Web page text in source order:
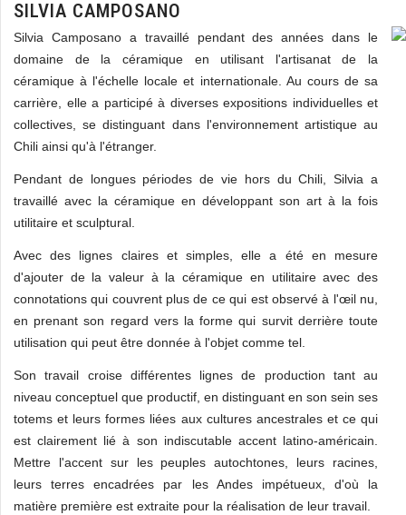
SILVIA CAMPOSANO
Silvia Camposano a travaillé pendant des années dans le
domaine de la céramique en utilisant l'artisanat de la
céramique à l'échelle locale et internationale. Au cours de sa
carrière, elle a participé à diverses expositions individuelles et
collectives, se distinguant dans l'environnement artistique au
Chili ainsi qu'à l'étranger.
Pendant de longues périodes de vie hors du Chili, Silvia a
travaillé avec la céramique en développant son art à la fois
utilitaire et sculptural.
Avec des lignes claires et simples, elle a été en mesure
d'ajouter de la valeur à la céramique en utilitaire avec des
connotations qui couvrent plus de ce qui est observé à l'œil nu,
en prenant son regard vers la forme qui survit derrière toute
utilisation qui peut être donnée à l'objet comme tel.
Son travail croise différentes lignes de production tant au
niveau conceptuel que productif, en distinguant en son sein ses
totems et leurs formes liées aux cultures ancestrales et ce qui
est clairement lié à son indiscutable accent latino-américain.
Mettre l'accent sur les peuples autochtones, leurs racines,
leurs terres encadrées par les Andes impétueux, d'où la
matière première est extraite pour la réalisation de leur travail.